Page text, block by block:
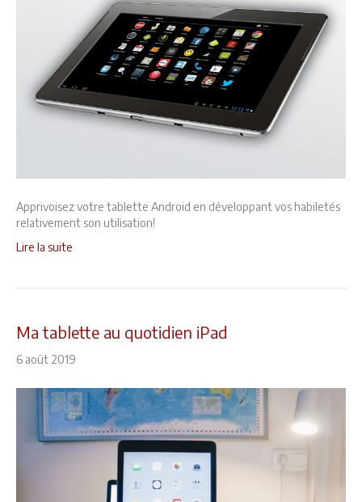
Apprivoisez votre tablette Android en développant vos habiletés
relativement son utilisation!
Lire la suite
Ma tablette au quotidien iPad
6 août 2019